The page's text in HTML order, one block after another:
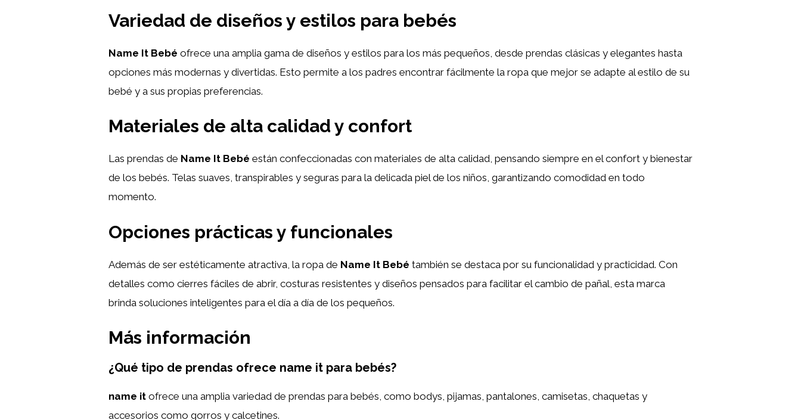
Variedad de diseños y estilos para bebés
Name It Bebé ofrece una amplia gama de diseños y estilos para los más pequeños, desde prendas clásicas y elegantes hasta
opciones más modernas y divertidas. Esto permite a los padres encontrar fácilmente la ropa que mejor se adapte al estilo de su
bebé y a sus propias preferencias.
Materiales de alta calidad y confort
Las prendas de Name It Bebé están confeccionadas con materiales de alta calidad, pensando siempre en el confort y bienestar
de los bebés. Telas suaves, transpirables y seguras para la delicada piel de los niños, garantizando comodidad en todo
momento.
Opciones prácticas y funcionales
Además de ser estéticamente atractiva, la ropa de Name It Bebé también se destaca por su funcionalidad y practicidad. Con
detalles como cierres fáciles de abrir, costuras resistentes y diseños pensados para facilitar el cambio de pañal, esta marca
brinda soluciones inteligentes para el día a día de los pequeños.
Más información
¿Qué tipo de prendas ofrece name it para bebés?
name it ofrece una amplia variedad de prendas para bebés, como bodys, pijamas, pantalones, camisetas, chaquetas y
accesorios como gorros y calcetines.